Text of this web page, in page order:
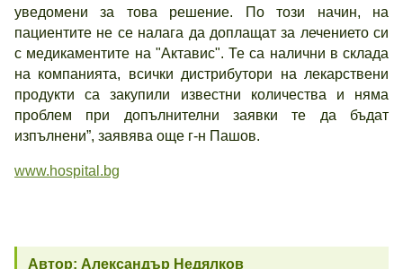
уведомени за това решение. По този начин, на
пациентите не се налага да доплащат за лечението си
с медикаментите на "Актавис". Те са налични в склада
на компанията, всички дистрибутори на лекарствени
продукти са закупили известни количества и няма
проблем при допълнителни заявки те да бъдат
изпълнени”, заявява още г-н Пашов.
www.hospital.bg
Автор: Александър Недялков